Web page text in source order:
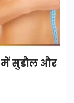
में सुडौल और